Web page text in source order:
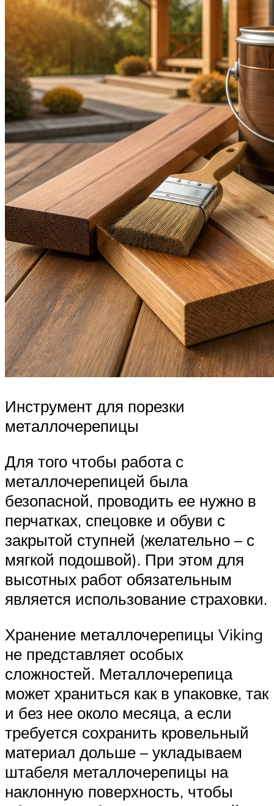
Инструмент для порезки
металлочерепицы
Для того чтобы работа с
металлочерепицей была
безопасной, проводить ее нужно в
перчатках, спецовке и обуви с
закрытой ступней (желательно – с
мягкой подошвой). При этом для
высотных работ обязательным
является использование страховки.
Хранение металлочерепицы Viking
не представляет особых
сложностей. Металлочерепица
может храниться как в упаковке, так
и без нее около месяца, а если
требуется сохранить кровельный
материал дольше – укладываем
штабеля металлочерепицы на
наклонную поверхность, чтобы